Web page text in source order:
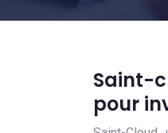
Saint-
pour